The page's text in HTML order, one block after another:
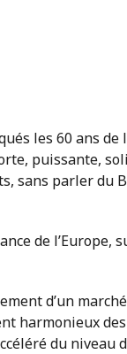
les 60 ans
puissante,
sans parler du
de l’Europe,
d’un
harmonieux
du niveau